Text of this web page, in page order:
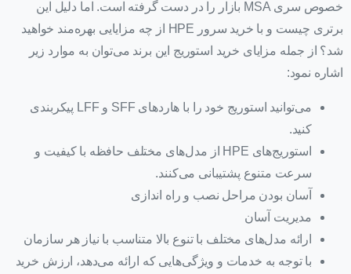
خصوص سری MSA بازار را در دست گرفته است. اما دلیل این
برتری چیست و با خرید سرور HPE از چه مزایایی بهره‌مند خواهید
شد؟ از جمله مزایای خرید استوریج این برند می‌توان به موارد زیر
اشاره نمود:
می‌توانید استوریج خود را با هاردهای SFF و LFF پیکربندی
کنید.
استوریج‌های HPE از مدل‌های مختلف حافظه با کیفیت و
سرعت متنوع پشتیبانی می‌کنند.
آسان بودن مراحل نصب و راه اندازی
مدیریت آسان
ارائه مدل‌های مختلف با تنوع بالا متناسب با نیاز هر سازمان
با توجه به خدمات و ویژگی‌هایی که ارائه می‌دهد، ارزش خرید